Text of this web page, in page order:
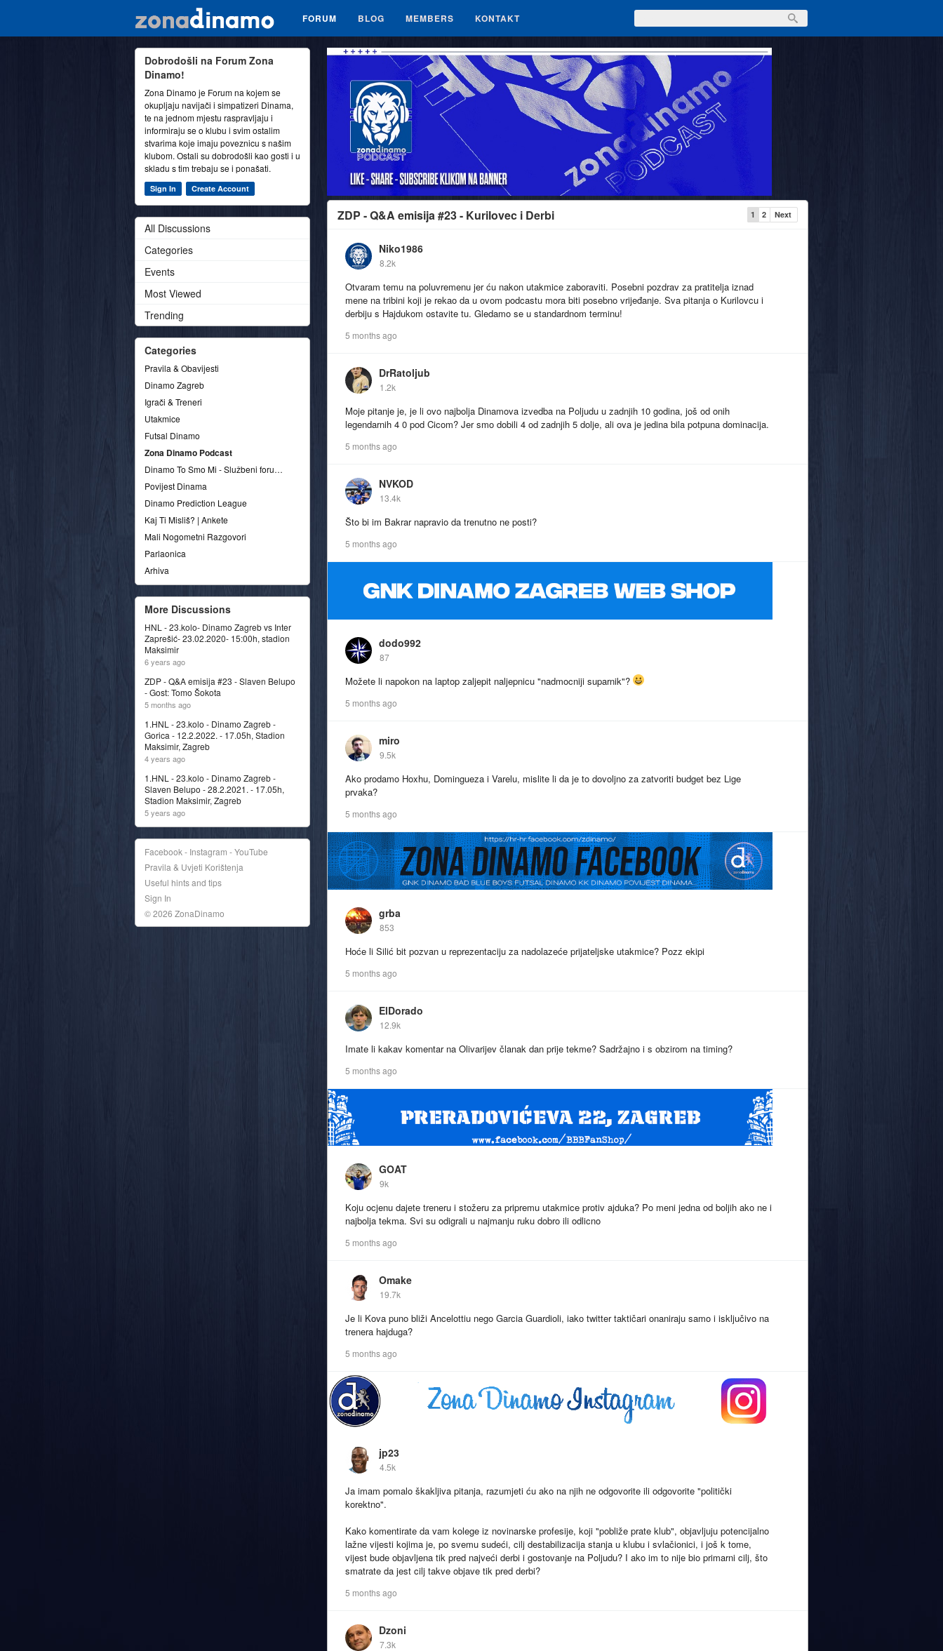
FORUM BLOG MEMBERS KONTAKT
ZDP - Q&A emisija #23 - Kurilovec i Derbi 1 2 Next
Niko1986
8.2k
Otvaram temu na poluvremenu jer ću nakon utakmice zaboraviti. Posebni pozdrav za pratitelja iznad
mene na tribini koji je rekao da u ovom podcastu mora biti posebno vrijeđanje. Sva pitanja o Kurilovcu i
derbiju s Hajdukom ostavite tu. Gledamo se u standardnom terminu!
5 months ago
DrRatoljub
1.2k
Moje pitanje je, je li ovo najbolja Dinamova izvedba na Poljudu u zadnjih 10 godina, još od onih
legendarnih 4 0 pod Cicom? Jer smo dobili 4 od zadnjih 5 dolje, ali ova je jedina bila potpuna dominacija.
5 months ago
NVKOD
13.4k
Što bi im Bakrar napravio da trenutno ne posti?
5 months ago
dodo992
87
Možete li napokon na laptop zaljepit naljepnicu "nadmocniji suparnik"?
5 months ago
miro
9.5k
Ako prodamo Hoxhu, Domingueza i Varelu, mislite li da je to dovoljno za zatvoriti budget bez Lige
prvaka?
5 months ago
grba
853
Hoće li Silić bit pozvan u reprezentaciju za nadolazeće prijateljske utakmice? Pozz ekipi
5 months ago
ElDorado
12.9k
Imate li kakav komentar na Olivarijev članak dan prije tekme? Sadržajno i s obzirom na timing?
5 months ago
GOAT
9k
Koju ocjenu dajete treneru i stožeru za pripremu utakmice protiv ajduka? Po meni jedna od boljih ako ne i
najbolja tekma. Svi su odigrali u najmanju ruku dobro ili odlicno
5 months ago
Omake
19.7k
Je li Kova puno bliži Ancelottiu nego Garcia Guardioli, iako twitter taktičari onaniraju samo i isključivo na
trenera hajduga?
5 months ago
jp23
4.5k
Ja imam pomalo škakljiva pitanja, razumjeti ću ako na njih ne odgovorite ili odgovorite "politički
korektno".
Kako komentirate da vam kolege iz novinarske profesije, koji "pobliže prate klub", objavljuju potencijalno
lažne vijesti kojima je, po svemu sudeći, cilj destabilizacija stanja u klubu i svlačionici, i još k tome,
vijest bude objavljena tik pred najveći derbi i gostovanje na Poljudu? I ako im to nije bio primarni cilj, što
smatrate da jest cilj takve objave tik pred derbi?
5 months ago
Dzoni
7.3k
Dobrodošli na Forum Zona
Dinamo!
Zona Dinamo je Forum na kojem se
okupljaju navijači i simpatizeri Dinama,
te na jednom mjestu raspravljaju i
informiraju se o klubu i svim ostalim
stvarima koje imaju poveznicu s našim
klubom. Ostali su dobrodošli kao gosti i u
skladu s tim trebaju se i ponašati.
Sign In Create Account
All Discussions
Categories
Events
Most Viewed
Trending
Categories
Pravila & Obavijesti
Dinamo Zagreb
Igrači & Treneri
Utakmice
Futsal Dinamo
Zona Dinamo Podcast
Dinamo To Smo Mi - Službeni forum udruge
Povijest Dinama
Dinamo Prediction League
Kaj Ti Misliš? | Ankete
Mali Nogometni Razgovori
Parlaonica
Arhiva
More Discussions
HNL - 23.kolo- Dinamo Zagreb vs Inter
Zaprešić- 23.02.2020- 15:00h, stadion
Maksimir
6 years ago
ZDP - Q&A emisija #23 - Slaven Belupo
- Gost: Tomo Šokota
5 months ago
1.HNL - 23.kolo - Dinamo Zagreb -
Gorica - 12.2.2022. - 17.05h, Stadion
Maksimir, Zagreb
4 years ago
1.HNL - 23.kolo - Dinamo Zagreb -
Slaven Belupo - 28.2.2021. - 17.05h,
Stadion Maksimir, Zagreb
5 years ago
Facebook - Instagram - YouTube
Pravila & Uvjeti Korištenja
Useful hints and tips
Sign In
© 2026 ZonaDinamo